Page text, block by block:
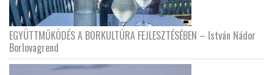
EGYÜTTMŰKÖDÉS A BORKULTÚRA FEJLESZTÉSÉBEN – István Nádor
Borlovagrend